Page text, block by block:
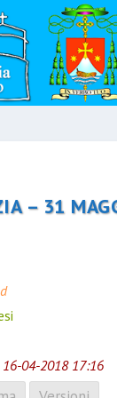
– 31
16-04-2018 17:16